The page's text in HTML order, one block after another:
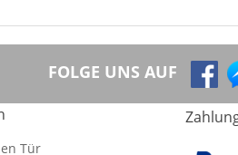
FOLGE UNS AUF
Tür